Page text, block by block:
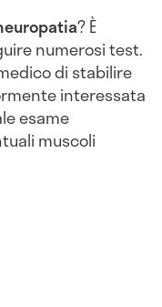
? È
numerosi test.
di stabilire
interessata
esame
muscoli